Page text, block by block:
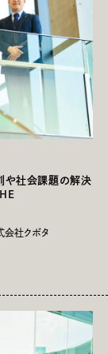
や社会課題の解決
会社クボタ